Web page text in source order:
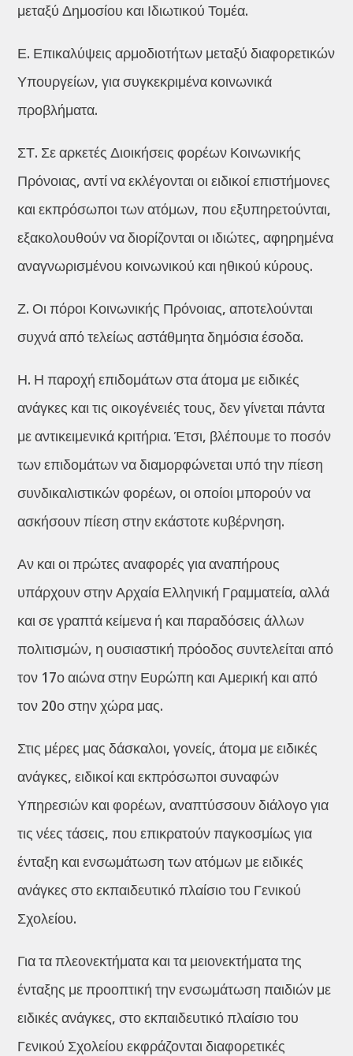
μεταξύ Δημοσίου και Ιδιωτικού Τομέα.
Ε. Επικαλύψεις αρμοδιοτήτων μεταξύ διαφορετικών
Υπουργείων, για συγκεκριμένα κοινωνικά
προβλήματα.
ΣΤ. Σε αρκετές Διοικήσεις φορέων Κοινωνικής
Πρόνοιας, αντί να εκλέγονται οι ειδικοί επιστήμονες
και εκπρόσωποι των ατόμων, που εξυπηρετούνται,
εξακολουθούν να διορίζονται οι ιδιώτες, αφηρημένα
αναγνωρισμένου κοινωνικού και ηθικού κύρους.
Ζ. Οι πόροι Κοινωνικής Πρόνοιας, αποτελούνται
συχνά από τελείως αστάθμητα δημόσια έσοδα.
Η. Η παροχή επιδομάτων στα άτομα με ειδικές
ανάγκες και τις οικογένειές τους, δεν γίνεται πάντα
με αντικειμενικά κριτήρια. Έτσι, βλέπουμε το ποσόν
των επιδομάτων να διαμορφώνεται υπό την πίεση
συνδικαλιστικών φορέων, οι οποίοι μπορούν να
ασκήσουν πίεση στην εκάστοτε κυβέρνηση.
Αν και οι πρώτες αναφορές για αναπήρους
υπάρχουν στην Αρχαία Ελληνική Γραμματεία, αλλά
και σε γραπτά κείμενα ή και παραδόσεις άλλων
πολιτισμών, η ουσιαστική πρόοδος συντελείται από
τον 17ο αιώνα στην Ευρώπη και Αμερική και από
τον 20ο στην χώρα μας.
Στις μέρες μας δάσκαλοι, γονείς, άτομα με ειδικές
ανάγκες, ειδικοί και εκπρόσωποι συναφών
Υπηρεσιών και φορέων, αναπτύσσουν διάλογο για
τις νέες τάσεις, που επικρατούν παγκοσμίως για
ένταξη και ενσωμάτωση των ατόμων με ειδικές
ανάγκες στο εκπαιδευτικό πλαίσιο του Γενικού
Σχολείου.
Για τα πλεονεκτήματα και τα μειονεκτήματα της
ένταξης με προοπτική την ενσωμάτωση παιδιών με
ειδικές ανάγκες, στο εκπαιδευτικό πλαίσιο του
Γενικού Σχολείου εκφράζονται διαφορετικές